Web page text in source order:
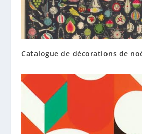
Catalogue de décorations de